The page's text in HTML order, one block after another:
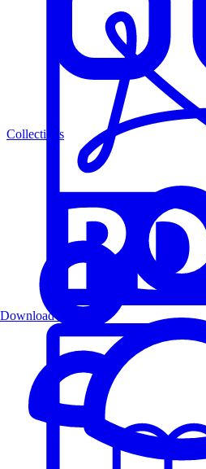
Collections
Download PDF